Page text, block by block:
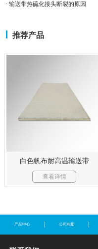
· 输送带热硫化接头断裂的原因
推荐产品
白色帆布耐高温输送带
查看详情
产品中心 公司相册